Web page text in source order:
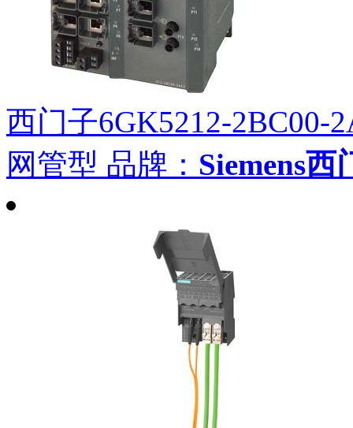
西门子6GK5212-2BC00-
网管型 品牌： Siemens西